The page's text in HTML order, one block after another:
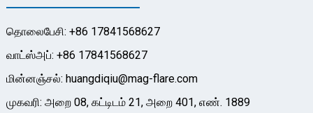
தொலைபேசி: +86 17841568627
வாட்ஸ்அப்: +86 17841568627
மின்னஞ்சல்: huangdiqiu@mag-flare.com
முகவரி: அறை 08, கட்டிடம் 21, அறை 401, எண். 1889